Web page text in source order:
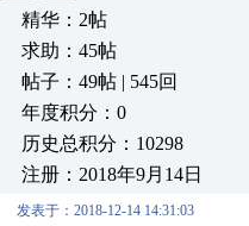
精华：2帖
求助：45帖
帖子：49帖 | 545回
年度积分：0
历史总积分：10298
注册：2018年9月14日
发表于：2018-12-14 14:31:03